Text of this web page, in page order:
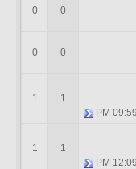
0
0
0
0
09:59 PM
1
1
12:09 PM
1
1